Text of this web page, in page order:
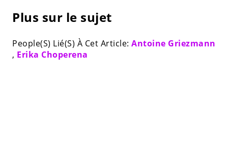
Plus sur le sujet
People(S) Lié(S) À Cet Article: Antoine Griezmann
, Erika Choperena